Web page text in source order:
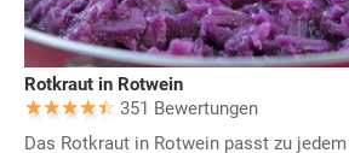
Rotkraut in Rotwein
351 Bewertungen
Das Rotkraut in Rotwein passt zu